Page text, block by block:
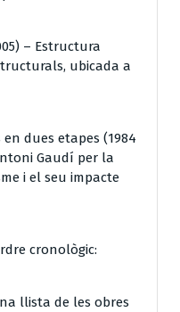
– Estructura
ubicada a
dues etapes (1984
Gaudí per la
i el seu impacte
cronològic:
llista de les obres